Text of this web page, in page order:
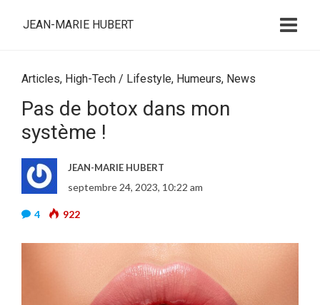
JEAN-MARIE HUBERT
Articles, High-Tech / Lifestyle, Humeurs, News
Pas de botox dans mon
système !
JEAN-MARIE HUBERT
septembre 24, 2023, 10:22 am
4 922